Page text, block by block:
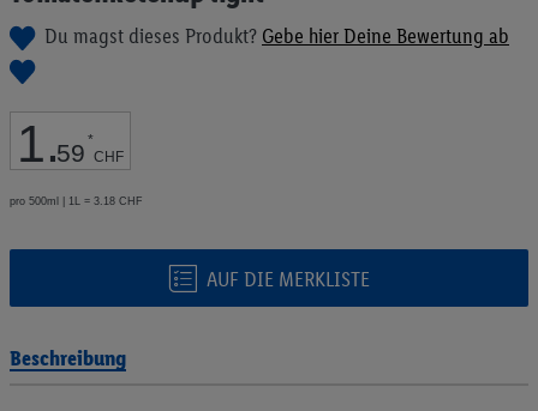
Du magst dieses Produkt? Gebe hier Deine Bewertung ab
1.59 *
CHF
pro 500ml | 1L = 3.18 CHF
AUF DIE MERKLISTE
springen
Beschreibung